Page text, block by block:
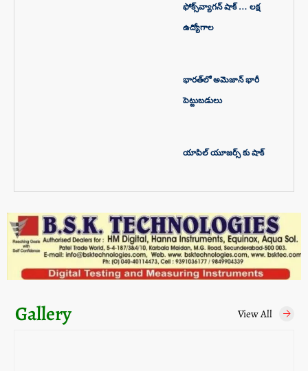
ఫోక్స్‌వ్యాగన్ షాక్ … లక్ష
ఉద్యోగాల
భారత్‌లో అమెజాన్ భారీ
పెట్టుబడులు
యాపిల్‌ యూజర్స్‌ కు షాక్‌
Gallery View All